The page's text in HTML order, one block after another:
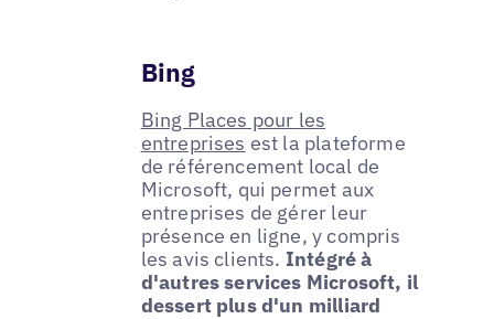
Bing
Bing Places pour les
entreprises est la plateforme
de référencement local de
Microsoft, qui permet aux
entreprises de gérer leur
présence en ligne, y compris
les avis clients. Intégré à
d'autres services Microsoft, il
dessert plus d'un milliard